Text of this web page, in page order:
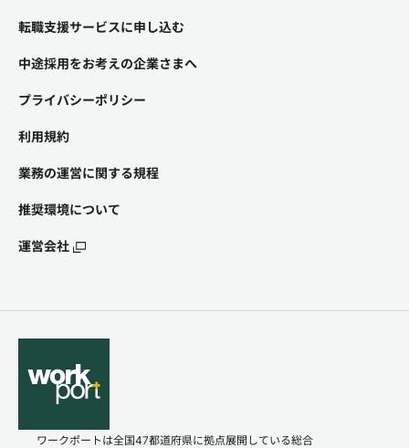
転職支援サービスに申し込む
中途採用をお考えの企業さまへ
プライバシーポリシー
利用規約
業務の運営に関する規程
推奨環境について
運営会社
ワークポートは全国47都道府県に拠点展開している総合